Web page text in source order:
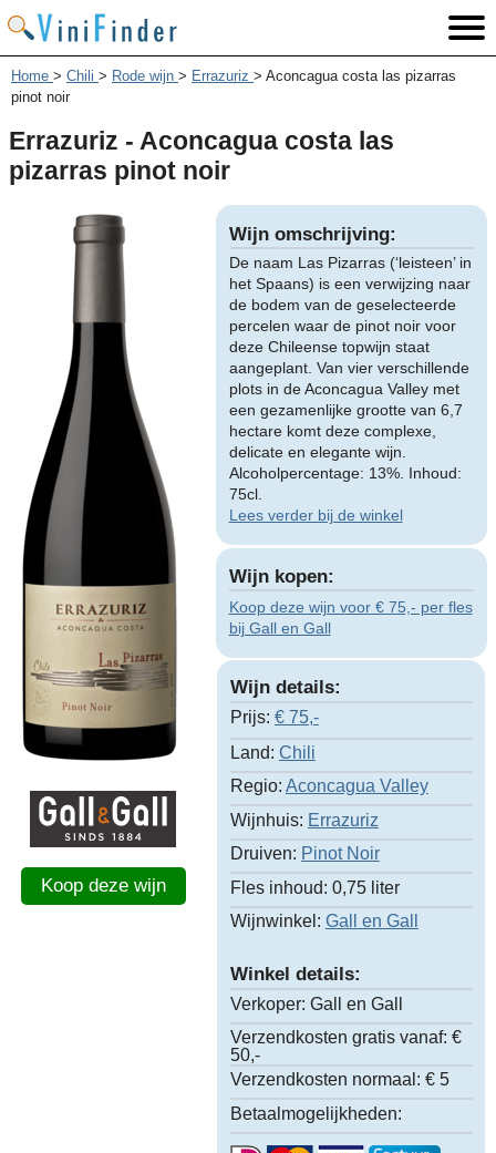
Home > Chili > Rode wijn > Errazuriz > Aconcagua costa las pizarras
pinot noir
Errazuriz - Aconcagua costa las
pizarras pinot noir
Koop deze wijn
Wijn omschrijving:
De naam Las Pizarras (‘leisteen’ in
het Spaans) is een verwijzing naar
de bodem van de geselecteerde
percelen waar de pinot noir voor
deze Chileense topwijn staat
aangeplant. Van vier verschillende
plots in de Aconcagua Valley met
een gezamenlijke grootte van 6,7
hectare komt deze complexe,
delicate en elegante wijn.
Alcoholpercentage: 13%. Inhoud:
75cl.
Lees verder bij de winkel
Wijn kopen:
Koop deze wijn voor € 75,- per fles
bij Gall en Gall
Wijn details:
Prijs: € 75,-
Land: Chili
Regio: Aconcagua Valley
Wijnhuis: Errazuriz
Druiven: Pinot Noir
Fles inhoud: 0,75 liter
Wijnwinkel: Gall en Gall
Winkel details:
Verkoper: Gall en Gall
Verzendkosten gratis vanaf: €
50,-
Verzendkosten normaal: € 5
Betaalmogelijkheden: